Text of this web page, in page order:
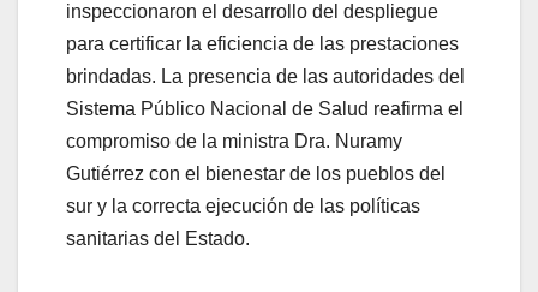
inspeccionaron el desarrollo del despliegue
para certificar la eficiencia de las prestaciones
brindadas. La presencia de las autoridades del
Sistema Público Nacional de Salud reafirma el
compromiso de la ministra Dra. Nuramy
Gutiérrez con el bienestar de los pueblos del
sur y la correcta ejecución de las políticas
sanitarias del Estado.